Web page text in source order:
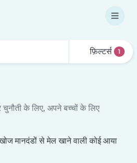
फ़िल्टर्स 1
के लिए, अपने बच्चों के लिए
मानदंडों से मेल खाने वाली कोई आया